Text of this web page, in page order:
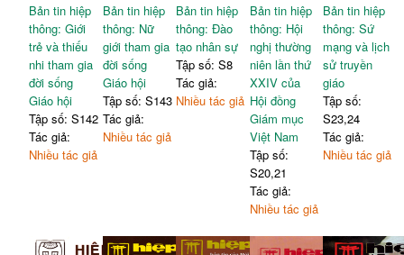
Bản tin hiệp
thông: Giới
trẻ và thiếu
nhi tham gia
đời sống
Giáo hội
Tập số: S142
Tác giả:
Nhiều tác giả
Bản tin hiệp
thông: Nữ
giới tham gia
đời sống
Giáo hội
Tập số: S143
Tác giả:
Nhiều tác giả
Bản tin hiệp
thông: Đào
tạo nhân sự
Tập số: S8
Tác giả:
Nhiều tác giả
Bản tin hiệp
thông: Hội
nghị thường
niên lần thứ
XXIV của
Hội đồng
Giám mục
Việt Nam
Tập số:
S20,21
Tác giả:
Nhiều tác giả
Bản tin hiệp
thông: Sứ
mạng và lịch
sử truyền
giáo
Tập số:
S23,24
Tác giả:
Nhiều tác giả